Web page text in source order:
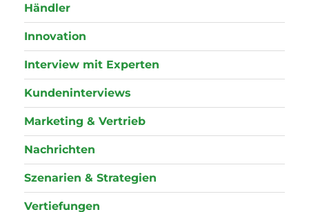
Händler
Innovation
Interview mit Experten
Kundeninterviews
Marketing & Vertrieb
Nachrichten
Szenarien & Strategien
Vertiefungen